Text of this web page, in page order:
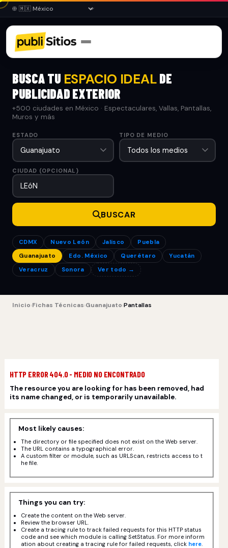
BUSCA TU ESPACIO IDEALDE
PUBLICIDAD EXTERIOR
+500 ciudades en México · Espectaculares, Vallas, Pantallas,
Muros y más
ESTADO TIPO DE MEDIO
CIUDAD (OPCIONAL)
BUSCAR
CDMX Nuevo León Jalisco
Puebla
Guanajuato
Edo. México Querétaro
Yucatán
Veracruz
Sonora Ver todo →
Inicio›Fichas Técnicas›Guanajuato›Pantallas
HTTP ERROR 404.0 - MEDIO NO ENCONTRADO
The resource you are looking for has been removed, had
its name changed, or is temporarily unavailable.
Most likely causes:
The directory or file specified does not exist on the Web server.
The URL contains a typographical error.
A custom filter or module, such as URLScan, restricts access to t
he file.
Things you can try:
Create the content on the Web server.
Review the browser URL.
Create a tracing rule to track failed requests for this HTTP status
code and see which module is calling SetStatus. For more inform
ation about creating a tracing rule for failed requests, click here.